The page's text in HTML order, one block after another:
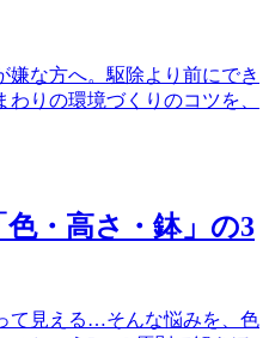
な方へ。駆除より前にでき
りの環境づくりのコツを、
・高さ・鉢」の3
て見える…そんな悩みを、色